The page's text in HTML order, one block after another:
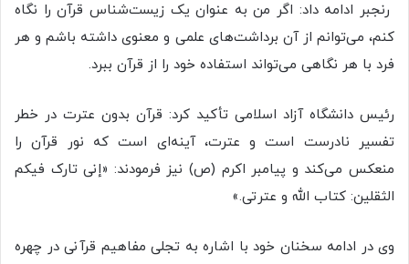
رنجبر ادامه داد: اگر من به عنوان یک زیست‌شناس قرآن را نگاه
کنم، می‌توانم از آن برداشت‌های علمی و معنوی داشته باشم و هر
فرد با هر نگاهی می‌تواند استفاده خود را از قرآن ببرد.
رئیس دانشگاه آزاد اسلامی تأکید کرد: قرآن بدون عترت در خطر
تفسیر نادرست است و عترت، آینه‌ای است که نور قرآن را
منعکس می‌کند و پیامبر اکرم (ص) نیز فرمودند: «إنی تارک فیکم
الثقلین: کتاب الله و عترتی.»
وی در ادامه سخنان خود با اشاره به تجلی مفاهیم قرآنی در چهره